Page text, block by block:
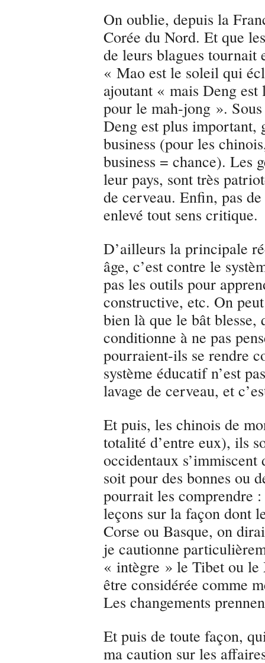
On oublie, depuis la
Corée du Nord. Et que
de leurs blagues
« Mao est le soleil qui
ajoutant « mais Deng
pour le mah-jong ».
Deng est plus important,
business (pour les
business = chance). Les
leur pays, sont très
de cerveau. Enfin, pas
enlevé tout sens critique.
D’ailleurs la principale
âge, c’est contre le
pas les outils pour
constructive, etc. On
bien là que le bât blesse,
conditionne à ne pas
pourraient-ils se rendre
système éducatif n’est
lavage de cerveau, et
Et puis, les chinois de
totalité d’entre eux), ils
occidentaux
soit pour des bonnes ou
pourrait les comprendre
leçons sur la façon dont
Corse ou Basque, on
je cautionne
« intègre » le Tibet ou
être considérée comme
Les changements
Et puis de toute façon,
ma caution sur les